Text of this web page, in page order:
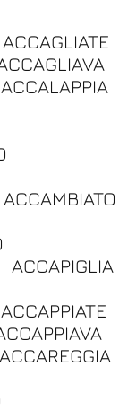
ACCAGLIATE
ACCALAPPIA
ACCAMBIATO
ACCAPIGLIA
ACCAPPIATE
ACCAREGGIA